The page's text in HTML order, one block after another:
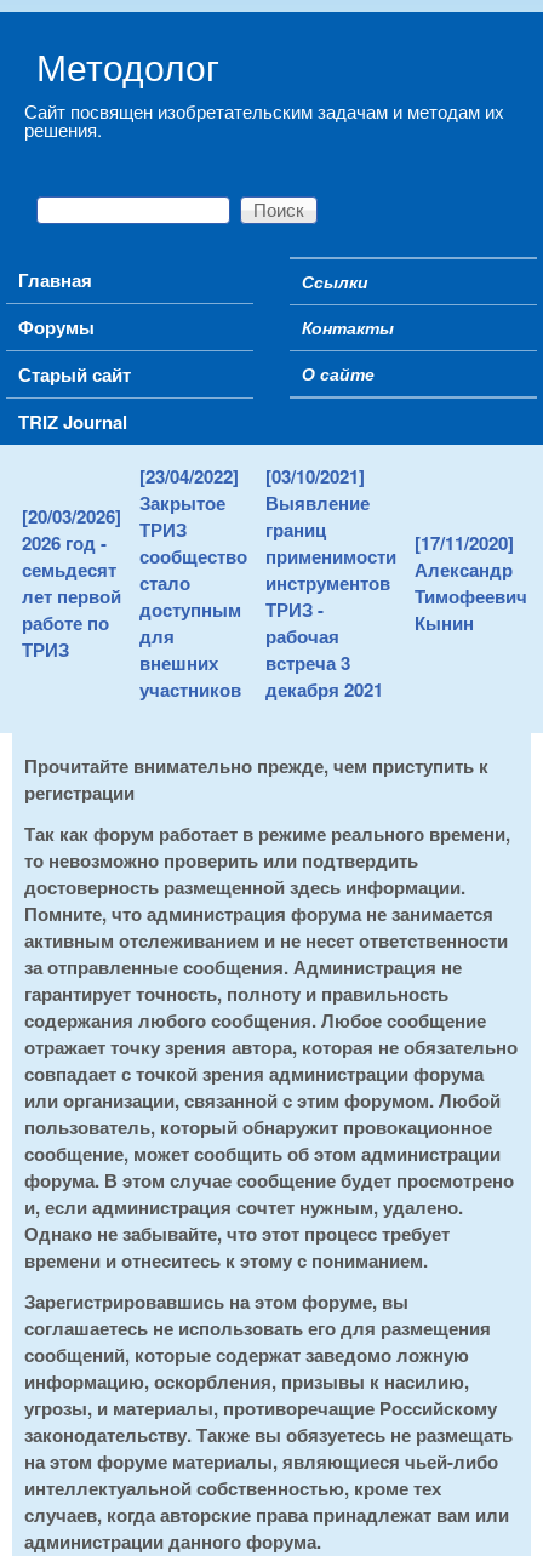
Методолог
Сайт посвящен изобретательским задачам и методам их
решения.
Форма поиска
Поиск
Main menu
Главная
Форумы
Старый сайт
TRIZ Journal
Secondary menu
Ссылки
Контакты
О сайте
[20/03/2026]
2026 год -
семьдесят
лет первой
работе по
ТРИЗ
[23/04/2022]
Закрытое
ТРИЗ
сообщество
стало
доступным
для
внешних
участников
[03/10/2021]
Выявление
границ
применимости
инструментов
ТРИЗ -
рабочая
встреча 3
декабря 2021
[17/11/2020]
Александр
Тимофеевич
Кынин
Прочитайте внимательно прежде, чем приступить к
регистрации
Так как форум работает в режиме реального времени,
то невозможно проверить или подтвердить
достоверность размещенной здесь информации.
Помните, что администрация форума не занимается
активным отслеживанием и не несет ответственности
за отправленные сообщения. Администрация не
гарантирует точность, полноту и правильность
содержания любого сообщения. Любое сообщение
отражает точку зрения автора, которая не обязательно
совпадает с точкой зрения администрации форума
или организации, связанной с этим форумом. Любой
пользователь, который обнаружит провокационное
сообщение, может сообщить об этом администрации
форума. В этом случае сообщение будет просмотрено
и, если администрация сочтет нужным, удалено.
Однако не забывайте, что этот процесс требует
времени и отнеситесь к этому с пониманием.
Зарегистрировавшись на этом форуме, вы
соглашаетесь не использовать его для размещения
сообщений, которые содержат заведомо ложную
информацию, оскорбления, призывы к насилию,
угрозы, и материалы, противоречащие Российскому
законодательству. Также вы обязуетесь не размещать
на этом форуме материалы, являющиеся чьей-либо
интеллектуальной собственностью, кроме тех
случаев, когда авторские права принадлежат вам или
администрации данного форума.